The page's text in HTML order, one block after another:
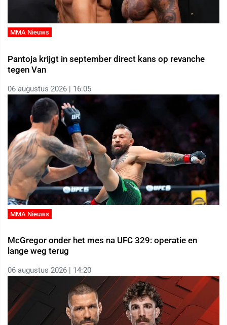
MMA Nieuws
Pantoja krijgt in september direct kans op revanche
tegen Van
06 augustus 2026 | 16:05
MMA Nieuws
McGregor onder het mes na UFC 329: operatie en
lange weg terug
06 augustus 2026 | 14:20